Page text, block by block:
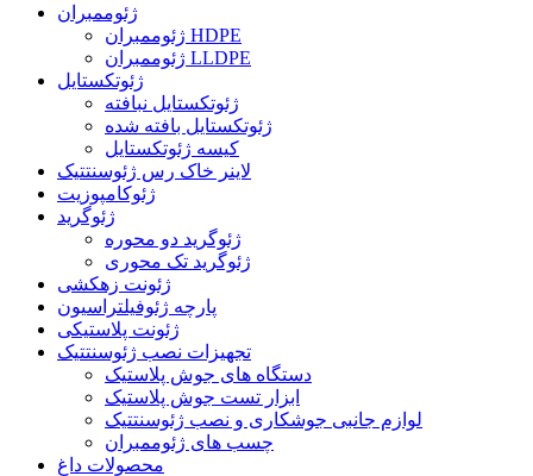
ژئوممبران
ژئوممبران HDPE
ژئوممبران LLDPE
ژئوتکستایل
ژئوتکستایل نبافته
ژئوتکستایل بافته شده
کیسه ژئوتکستایل
لاینر خاک رس ژئوسنتتیک
ژئوکامپوزیت
ژئوگرید
ژئوگرید دو محوره
ژئوگرید تک محوری
ژئونت زهکشی
پارچه ژئوفیلتراسیون
ژئونت پلاستیکی
تجهیزات نصب ژئوسنتتیک
دستگاه های جوش پلاستیک
ابزار تست جوش پلاستیک
لوازم جانبی جوشکاری و نصب ژئوسنتتیک
چسب های ژئوممبران
محصولات داغ